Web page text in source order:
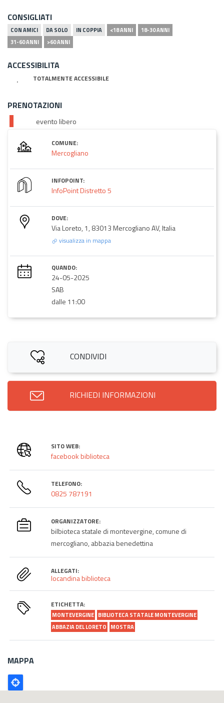
CONSIGLIATI
CON AMICI DA SOLO IN COPPIA <18 ANNI
18-30 ANNI
31-60 ANNI
>60 ANNI
ACCESSIBILITA
TOTALMENTE ACCESSIBILE
PRENOTAZIONI
evento libero
COMUNE:
Mercogliano
INFOPOINT:
InfoPoint Distretto 5
DOVE:
Via Loreto, 1, 83013 Mercogliano AV, Italia
visualizza in mappa
QUANDO:
24-05-2025
SAB
dalle 11:00
CONDIVIDI
RICHIEDI INFORMAZIONI
SITO WEB:
facebook biblioteca
TELEFONO:
0825 787191
ORGANIZZATORE:
bilbioteca statale di montevergine, comune di
mercogliano, abbazia benedettina
ALLEGATI:
locandina biblioteca
ETICHETTA:
MONTEVERGINE BIBLIOTECA STATALE MONTEVERGINE
ABBAZIA DEL LORETO
MOSTRA
MAPPA
Poligono
GEO